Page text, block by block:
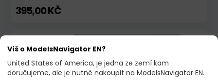
395,00 KČ
Víš o ModelsNavigator EN?
United States of America, je jedna ze zemí kam
doručujeme, ale je nutné nakoupit na ModelsNavigator EN.